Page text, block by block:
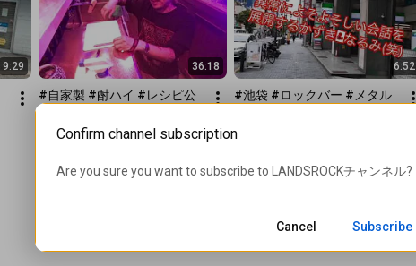
9:29 36:18
#自家製 #酎ハイ #レシピ公
生！レモンサワー用に自家製
282 views • 6 years ago
6:52
#池袋 #ロックバー #メタル
方‼️
747 views
Confirm channel subscription
Are you sure you want to subscribe to LANDSROCKチャンネル?
Cancel Subscribe